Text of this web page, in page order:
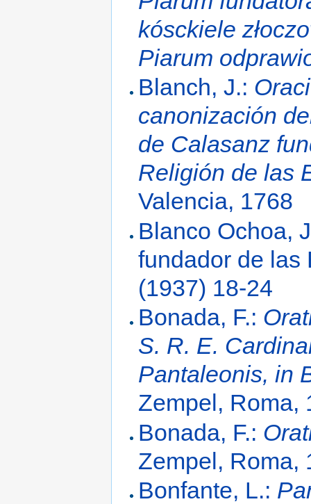
kósckiele
Piarum
Blanch, J.:
canonización
de Calasanz
Religión de las
Valencia, 1768
Blanco Ochoa,
fundador de
(1937) 18-24
Bonada, F.:
S. R. E.
Pantaleonis, in
Zempel, Roma,
Bonada, F.:
Zempel, Roma,
Bonfante, L.: